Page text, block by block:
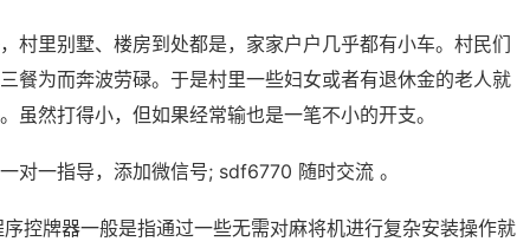
村里别墅、楼房到处都是，家家户户几乎都有小车。村民们
餐为而奔波劳碌。于是村里一些妇女或者有退休金的老人就
虽然打得小，但如果经常输也是一笔不小的开支。
对一指导，添加微信号; sdf6770 随时交流 。
控牌器一般是指通过一些无需对麻将机进行复杂安装操作就